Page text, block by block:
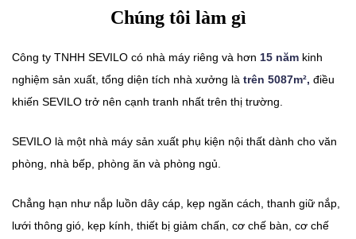
Chúng tôi làm gì
Công ty TNHH SEVILO có nhà máy riêng và hơn 15 năm kinh
nghiệm sản xuất, tổng diện tích nhà xưởng là trên 5087m², điều
khiến SEVILO trở nên cạnh tranh nhất trên thị trường.
SEVILO là một nhà máy sản xuất phụ kiện nội thất dành cho văn
phòng, nhà bếp, phòng ăn và phòng ngủ.
Chẳng hạn như nắp luồn dây cáp, kẹp ngăn cách, thanh giữ nắp,
lưới thông gió, kẹp kính, thiết bị giảm chấn, cơ chế bàn, cơ chế